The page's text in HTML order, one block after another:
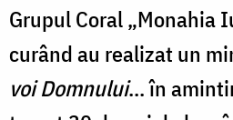
Grupul Coral „Monahia
curând au realizat un
voi Domnului... în